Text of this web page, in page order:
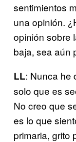
sentimientos
una opinión.
opinión sobre
baja, sea aún
LL: Nunca he
solo que es
No creo que
es lo que
primaria, grito